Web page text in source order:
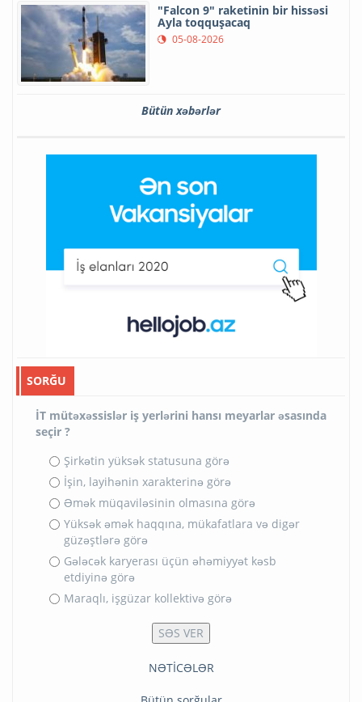
"Falcon 9" raketinin bir hissəsi
Ayla toqquşacaq
05-08-2026
Bütün xəbərlər
SORĞU
İT mütəxəssislər iş yerlərini hansı meyarlar əsasında
seçir ?
Şirkətin yüksək statusuna görə
İşin, layihənin xarakterinə görə
Əmək müqaviləsinin olmasına görə
Yüksək əmək haqqına, mükafatlara və digər
güzəştlərə görə
Gələcək karyerası üçün əhəmiyyət kəsb
etdiyinə görə
Maraqlı, işgüzar kollektivə görə
NƏTİCƏLƏR